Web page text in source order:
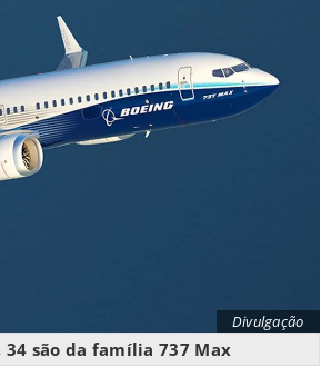
Divulgação
são da família 737 Max